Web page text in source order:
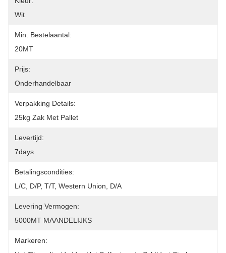
Wit
Min. Bestelaantal:
20MT
Prijs:
Onderhandelbaar
Verpakking Details:
25kg Zak Met Pallet
Levertijd:
7days
Betalingscondities:
L/C, D/P, T/T, Western Union, D/A
Levering Vermogen:
5000MT MAANDELIJKS
Markeren: